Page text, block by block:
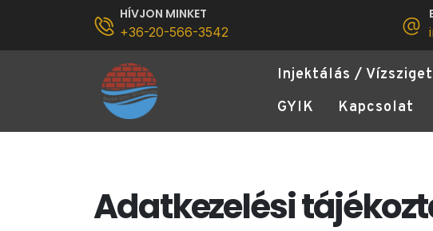
HÍVJON MINKET
+36-20-566-3542
Injektálás /
GYIK
Kapcsolat
Adatkezelési